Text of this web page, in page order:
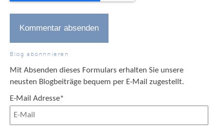
Blog abonnnieren
Mit Absenden dieses Formulars erhalten Sie unsere
neusten Blogbeiträge bequem per E-Mail zugestellt.
E-Mail Adresse*